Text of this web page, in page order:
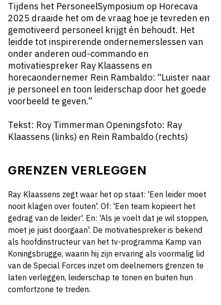
Tijdens het PersoneelSymposium op Horecava
2025 draaide het om de vraag hoe je tevreden en
gemotiveerd personeel krijgt én behoudt. Het
leidde tot inspirerende ondernemerslessen van
onder anderen oud-commando en
motivatiespreker Ray Klaassens en
horecaondernemer Rein Rambaldo: “Luister naar
je personeel en toon leiderschap door het goede
voorbeeld te geven.”
Tekst: Roy Timmerman Openingsfoto: Ray
Klaassens (links) en Rein Rambaldo (rechts)
GRENZEN VERLEGGEN
Ray Klaassens zegt waar het op staat: 'Een leider moet
nooit klagen over fouten'. Of: 'Een team kopieert het
gedrag van de leider'. En: 'Als je voelt dat je wil stoppen,
moet je juist doorgaan'. De motivatiespreker is bekend
als hoofdinstructeur van het tv-programma Kamp van
Koningsbrugge, waarin hij zijn ervaring als voormalig lid
van de Special Forces inzet om deelnemers grenzen te
laten verleggen, leiderschap te tonen en buiten hun
comfortzone te treden.